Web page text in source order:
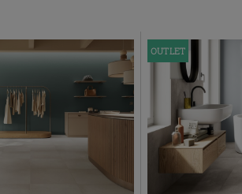
OUTLET